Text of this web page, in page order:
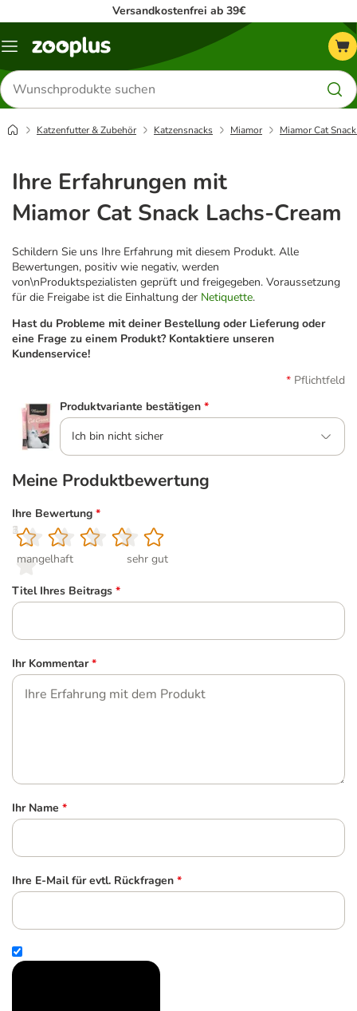
Versandkostenfrei ab 39€
Menü
Produkte
suchen
Katzenfutter & Zubehör Katzensnacks Miamor Miamor Cat
Ihre Erfahrungen mit
Miamor Cat Snack Lachs-Cream
Schildern Sie uns Ihre Erfahrung mit diesem Produkt. Alle
Bewertungen, positiv wie negativ, werden
von\nProduktspezialisten geprüft und freigegeben. Voraussetzung
für die Freigabe ist die Einhaltung der Netiquette.
Hast du Probleme mit deiner Bestellung oder Lieferung oder
eine Frage zu einem Produkt? Kontaktiere unseren
Kundenservice!
Pflichtfeld
Produktvariante bestätigen *
Ich bin nicht sicher
Meine Produktbewertung
Ihre Bewertung *
1
mangelhaft
2
3
4
5
sehr gut
Titel Ihres Beitrags *
Ihr Kommentar *
Ihr Name *
Ihre E-Mail für evtl. Rückfragen *